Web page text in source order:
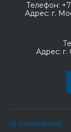
Телефон:
Адрес: г.
Адрес:
О компании